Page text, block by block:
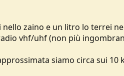
zaino e un litro lo terrei
vhf/uhf (non più
siamo circa sui 10